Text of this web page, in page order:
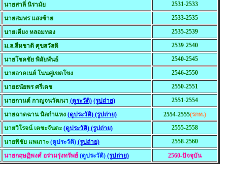
นายสาลี่ นิรามัย
2531-2533
นายสมพร แสงซ้าย
2533-2535
นายเตียง หลอมทอง
2535-2539
ม.ล.สีหชาติ ศุขสวัสดิ
2539-2540
นายโชคชัย พิสัยพันธ์
2540-2545
นายอาคเนย์ โนนคู่เขตโขง
2546-2550
นายธนัยพร ศรีเดช
2550-2551
นายกานต์ กาญจนวัฒนา (ดูระวัติ) (รูปถ่าย)
2551-2554
นายฉาดฉาน นิลกำแหง (ดูประวัติ)(รูปถ่าย) 2554-2555(รกท.)
นายวิโรจน์ เตชะจันตะ (ดูประวัติ)(รูปถ่าย)
2555-2558
นายพิชัย แพเกาะ (ดูประวัติ) (รูปถ่าย)
2558-2560
นายกฤษฏิพงศ์ อร่ามรุ่งทรัพย์ (ดูประวัติ) (รูปถ่าย) 2560-ปัจจุบัน